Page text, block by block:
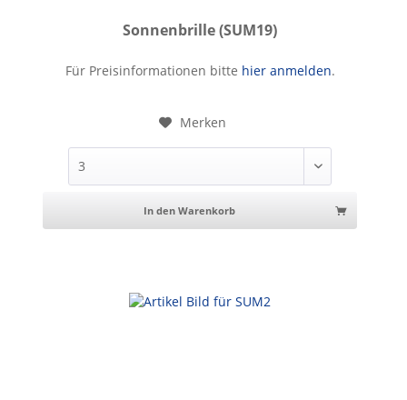
Sonnenbrille (SUM19)
Sonnenbrille
Für Preisinformationen bitte hier anmelden.
Merken
In den Warenkorb